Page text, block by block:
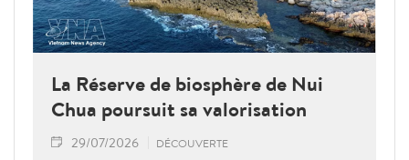
La Réserve de biosphère de Nui
Chua poursuit sa valorisation
29/07/2026 DÉCOUVERTE